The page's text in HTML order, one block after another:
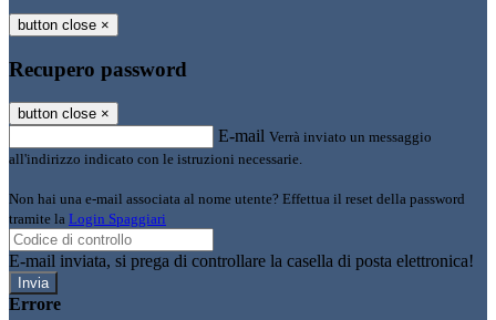
button close ×
Recupero password
button close ×
E-mail Verrà inviato un messaggio
all'indirizzo indicato con le istruzioni necessarie.
Non hai una e-mail associata al nome utente? Effettua il reset della password
tramite la Login Spaggiari
E-mail inviata, si prega di controllare la casella di posta elettronica!
Errore